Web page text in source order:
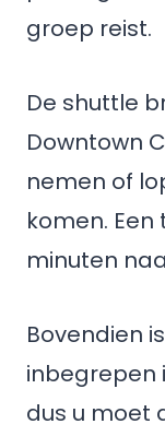
groep reist.
De shuttle
Downtown
nemen of
komen. Een
minuten
Bovendien
inbegrepen
dus u moet